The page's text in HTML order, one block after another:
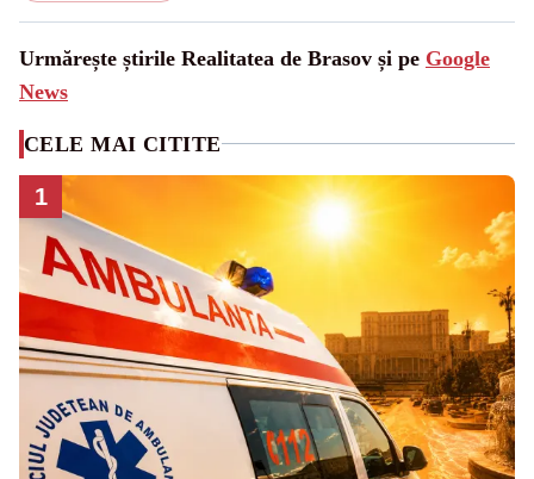
Urmărește știrile Realitatea de Brasov și pe Google
News
CELE MAI CITITE
1